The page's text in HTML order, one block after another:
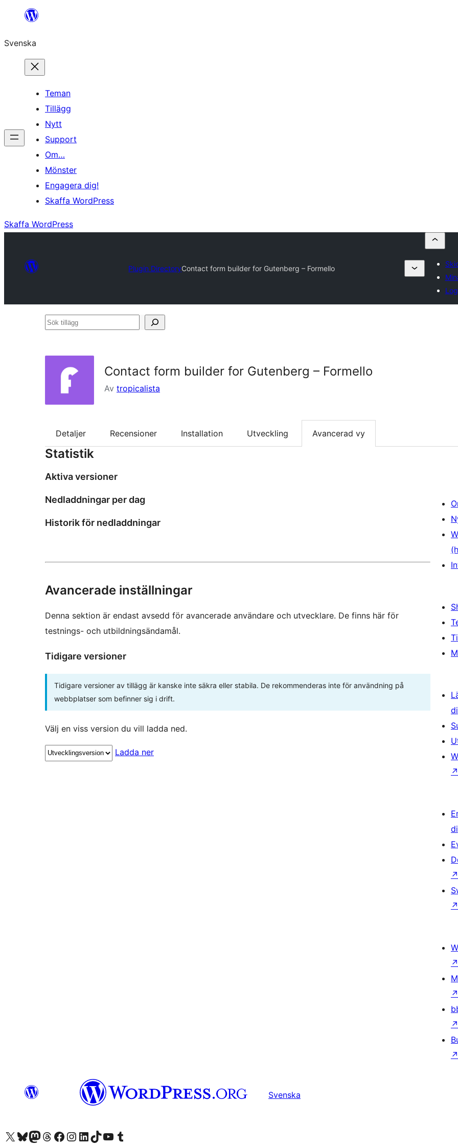
Hoppa
innehåll
Svenska
Teman
Tillägg
Nytt
Support
Om…
Mönster
Engagera dig!
Skaffa WordPress
Skaffa WordPress
Plugin DirectoryContact form builder for Gutenberg – Formello
Sök
Contact form builder for Gutenberg – Formello
Av tropicalista
Detaljer Recensioner Installation Utveckling Avancerad vy
Statistik
Aktiva versioner
Nedladdningar per dag
Historik för nedladdningar
Avancerade inställningar
Denna sektion är endast avsedd för avancerade användare och utvecklare. De finns här för
testnings- och utbildningsändamål.
Tidigare versioner
Tidigare versioner av tillägg är kanske inte säkra eller stabila. De rekommenderas inte för användning på
webbplatser som befinner sig i drift.
Välj en viss version du vill ladda ned.
Ladda ner
↗
↗
↗
↗
↗
↗
↗
Svenska
Besök vår X-konto (f.d. Twitter)
Besök vårt Bluesky-konto
Besök vårt Mastodon-konto
Besök vårt Thread-konto
Besök vår Facebook-sidaBesök vårt Instagram-konto
Besök vårt LinkedIn-konto
Besök vårt TikTok-konto
Besök vår YouTube-kanalBesök vårt Tumblr-konto